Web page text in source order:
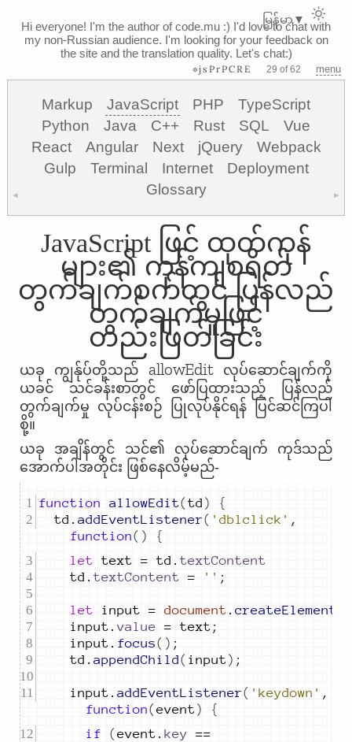
Hi everyone! I'm the author of code.mu :) I'd love to chat with
my non-Russian audience. I'm looking for your feedback on
the site and the translation quality. Let's chat:)
⊗jsPrPCRE 29 of 62 menu
Markup JavaScript PHP
TypeScript
Python
Java C++ Rust SQL
Vue
React
Angular Next jQuery
Webpack
Gulp
Terminal Internet
Deployment
Glossary
◀ ▶
JavaScript ဖြင့် ထုတ်ကုန်
များ၏ ကုန်ကျစရိတ်
တွက်ချက်စက်တွင် ပြန်လည်
တွက်ချက်မှုဖြင့်
တည်းဖြတ်ခြင်း
ယခု ကျွန်ုပ်တို့သည် allowEditလုပ်ဆောင်ချက်ကို
ယခင် သင်ခန်းစာတွင် ဖော်ပြထားသည့် ပြန်လည်
တွက်ချက်မှု လုပ်ငန်းစဉ် ပြုလုပ်နိုင်ရန် ပြင်ဆင်ကြပါ
စို့။
ယခု အချိန်တွင် သင်၏ လုပ်ဆောင်ချက် ကုဒ်သည်
အောက်ပါအတိုင်း ဖြစ်နေလိမ့်မည်-
function allowEdit( td )
{
td . addEventListener( 'dblclick' ,
function()
{
let text = td . textContent
td . textContent = '' ;
let input = document . createElement
input . value = text ;
input . focus() ;
td . appendChild( input) ;
input . addEventListener( 'keydown' ,
function( event)
{
if
( event . key ==
မြန်မာ▼